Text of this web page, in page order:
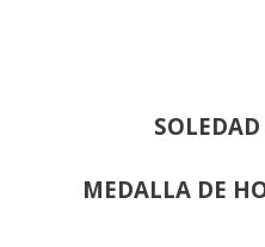
MEDALLA DE